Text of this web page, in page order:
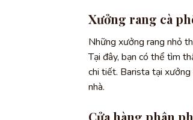
Xưởng rang cà
Những xưởng rang nhỏ
Tại đây, bạn có thể tìm
chi tiết. Barista tại xưởng
nhà.
Cửa hàng phân